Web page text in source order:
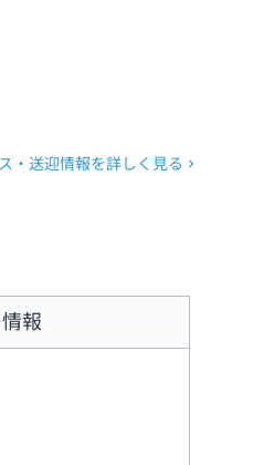
・送迎情報を詳しく見る
報